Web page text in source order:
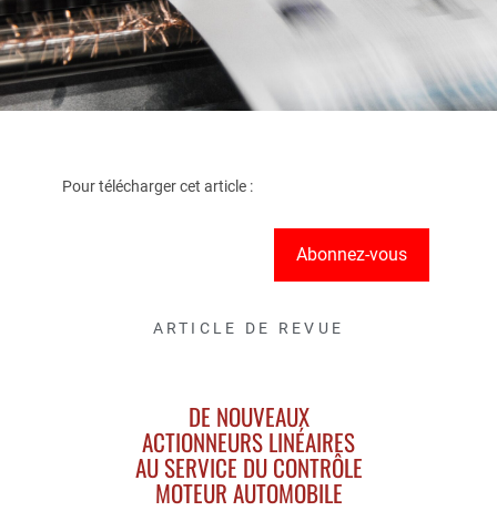
Pour télécharger cet article :
Abonnez-vous
ARTICLE DE REVUE
DE NOUVEAUX
ACTIONNEURS LINÉAIRES
AU SERVICE DU CONTRÔLE
MOTEUR AUTOMOBILE